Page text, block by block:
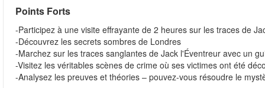
Points Forts
-Participez à une visite effrayante de 2 heures sur les traces de
-Découvrez les secrets sombres de Londres
-Marchez sur les traces sanglantes de Jack l'Éventreur avec un
-Visitez les véritables scènes de crime où ses victimes ont été
-Analysez les preuves et théories – pouvez-vous résoudre le